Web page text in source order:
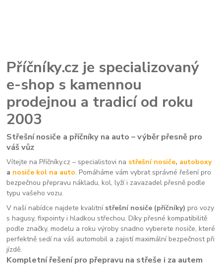
Příčníky.cz je specializovaný
e-shop s kamennou
prodejnou a tradicí od roku
2003
Střešní nosiče a příčníky na auto – výběr přesně pro
váš vůz
Vítejte na Příčníky.cz – specialistovi na střešní nosiče, autoboxy
a nosiče kol na auto. Pomáháme vám vybrat správné řešení pro
bezpečnou přepravu nákladu, kol, lyží i zavazadel přesně podle
typu vašeho vozu.
V naší nabídce najdete kvalitní střešní nosiče (příčníky) pro vozy
s hagusy, fixpointy i hladkou střechou. Díky přesné kompatibilitě
podle značky, modelu a roku výroby snadno vyberete nosiče, které
perfektně sedí na váš automobil a zajistí maximální bezpečnost při
jízdě.
Kompletní řešení pro přepravu na střeše i za autem